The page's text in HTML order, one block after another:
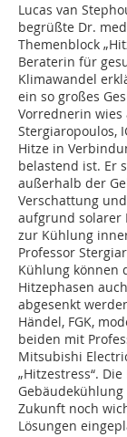
Lucas van
begrüßte Dr.
Themenblock
Beraterin für
Klimawandel
ein so großes
Vorrednerin wies
Stergiaropoulos,
Hitze in
belastend ist. Er
außerhalb der
Verschattung
aufgrund solarer
zur Kühlung
Professor
Kühlung können
Hitzephasen
abgesenkt
Händel, FGK,
beiden mit
Mitsubishi
„Hitzestress“.
Zukunft noch
Lösungen